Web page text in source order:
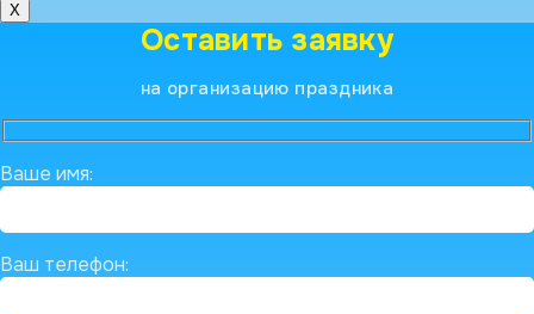
X
Оставить заявку
на организацию праздника
Ваше имя:
Ваш телефон: